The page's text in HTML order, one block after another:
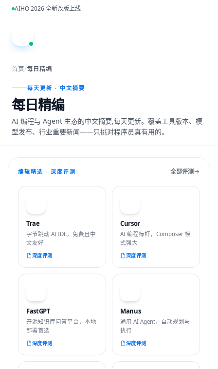
跳到主内容
AIHO 2026 全新改版上线
首页/每日精编
每天更新 · 中文摘要
每日精编
AI 编程与 Agent 生态的中文摘要,每天更新。覆盖工具版本、模
型发布、行业重要新闻——只挑对程序员真有用的。
编辑精选 · 深度评测 全部评测
Trae
字节跳动 AI IDE，免费且中
文友好
深度评测
Cursor
AI 编程标杆，Composer 模
式强大
深度评测
FastGPT
开源知识库问答平台，本地
部署首选
深度评测
Manus
通用 AI Agent，自动规划与
执行
深度评测